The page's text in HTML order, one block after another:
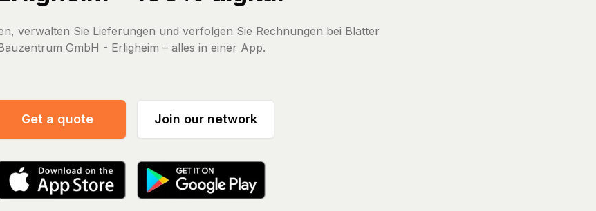
verwalten Sie Lieferungen und verfolgen Sie Rechnungen bei Blatter
GmbH - Erligheim – alles in einer App.
Get a quote Join our network